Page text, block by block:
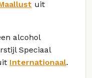
uit
alcohol
Speciaal
Internationaal.